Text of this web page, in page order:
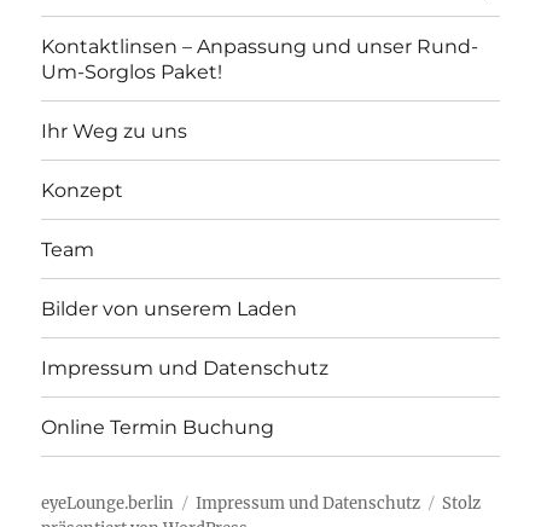
Kontaktlinsen – Anpassung und unser Rund-
Um-Sorglos Paket!
Ihr Weg zu uns
Konzept
Team
Bilder von unserem Laden
Impressum und Datenschutz
Online Termin Buchung
eyeLounge.berlin Impressum und Datenschutz
Stolz